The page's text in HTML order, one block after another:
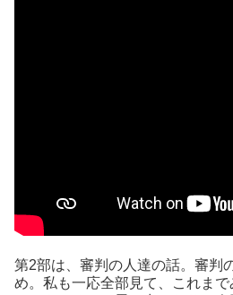
第2部は、審判の人達の話。審判
め。私も一応全部見て、これま